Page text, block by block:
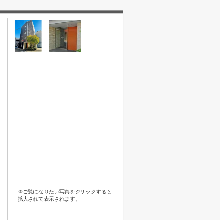
※ご覧になりたい写真をクリックすると
拡大されて表示されます。